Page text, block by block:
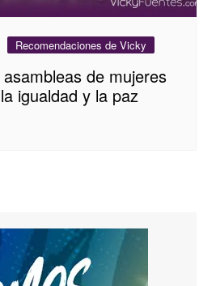
Recomendaciones de Vicky
de mujeres
igualdad y la paz